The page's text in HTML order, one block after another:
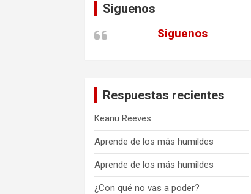
Siguenos
Siguenos
Respuestas recientes
Keanu Reeves
Aprende de los más humildes
Aprende de los más humildes
¿Con qué no vas a poder?